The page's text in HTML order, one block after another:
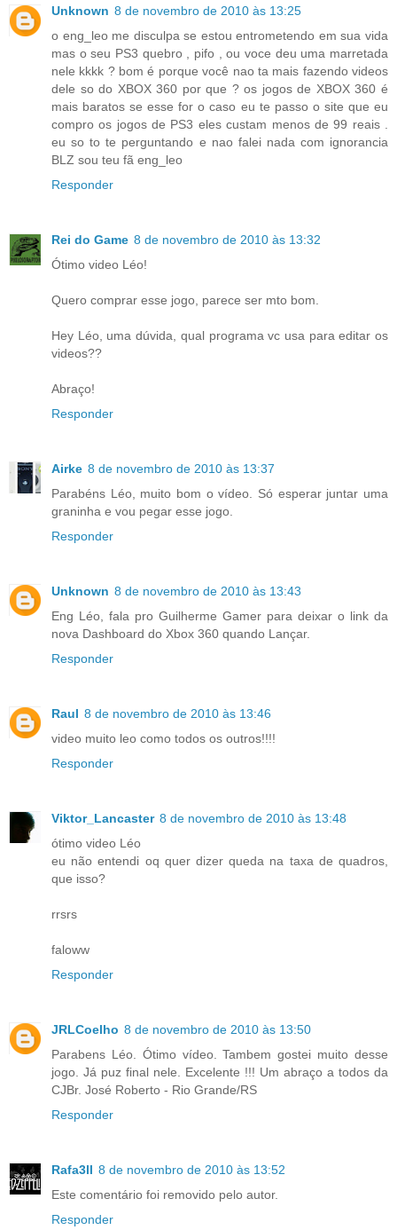
Unknown 8 de novembro de 2010 às 13:25
o eng_leo me disculpa se estou entrometendo em sua vida
mas o seu PS3 quebro , pifo , ou voce deu uma marretada
nele kkkk ? bom é porque você nao ta mais fazendo videos
dele so do XBOX 360 por que ? os jogos de XBOX 360 é
mais baratos se esse for o caso eu te passo o site que eu
compro os jogos de PS3 eles custam menos de 99 reais .
eu so to te perguntando e nao falei nada com ignorancia
BLZ sou teu fã eng_leo
Responder
Rei do Game 8 de novembro de 2010 às 13:32
Ótimo video Léo!
Quero comprar esse jogo, parece ser mto bom.
Hey Léo, uma dúvida, qual programa vc usa para editar os
videos??
Abraço!
Responder
Airke 8 de novembro de 2010 às 13:37
Parabéns Léo, muito bom o vídeo. Só esperar juntar uma
graninha e vou pegar esse jogo.
Responder
Unknown 8 de novembro de 2010 às 13:43
Eng Léo, fala pro Guilherme Gamer para deixar o link da
nova Dashboard do Xbox 360 quando Lançar.
Responder
Raul 8 de novembro de 2010 às 13:46
video muito leo como todos os outros!!!!
Responder
Viktor_Lancaster 8 de novembro de 2010 às 13:48
ótimo video Léo
eu não entendi oq quer dizer queda na taxa de quadros,
que isso?
rrsrs
faloww
Responder
JRLCoelho 8 de novembro de 2010 às 13:50
Parabens Léo. Ótimo vídeo. Tambem gostei muito desse
jogo. Já puz final nele. Excelente !!! Um abraço a todos da
CJBr. José Roberto - Rio Grande/RS
Responder
Rafa3ll 8 de novembro de 2010 às 13:52
Este comentário foi removido pelo autor.
Responder